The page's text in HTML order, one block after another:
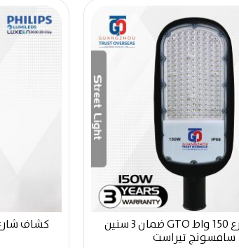
كشاف شارع 150 واط GTO ضمان 3 سنين
سامسونج تيراست